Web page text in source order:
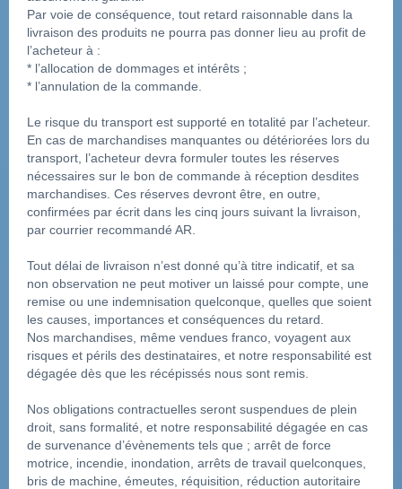
Par voie de conséquence, tout retard raisonnable dans la
livraison des produits ne pourra pas donner lieu au profit de
l’acheteur à :
* l’allocation de dommages et intérêts ;
* l’annulation de la commande.
Le risque du transport est supporté en totalité par l’acheteur.
En cas de marchandises manquantes ou détériorées lors du
transport, l’acheteur devra formuler toutes les réserves
nécessaires sur le bon de commande à réception desdites
marchandises. Ces réserves devront être, en outre,
confirmées par écrit dans les cinq jours suivant la livraison,
par courrier recommandé AR.
Tout délai de livraison n’est donné qu’à titre indicatif, et sa
non observation ne peut motiver un laissé pour compte, une
remise ou une indemnisation quelconque, quelles que soient
les causes, importances et conséquences du retard.
Nos marchandises, même vendues franco, voyagent aux
risques et périls des destinataires, et notre responsabilité est
dégagée dès que les récépissés nous sont remis.
Nos obligations contractuelles seront suspendues de plein
droit, sans formalité, et notre responsabilité dégagée en cas
de survenance d’évènements tels que ; arrêt de force
motrice, incendie, inondation, arrêts de travail quelconques,
bris de machine, émeutes, réquisition, réduction autoritaire